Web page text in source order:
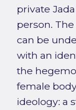
private
person.
can be
with an
the
female
ideology: a